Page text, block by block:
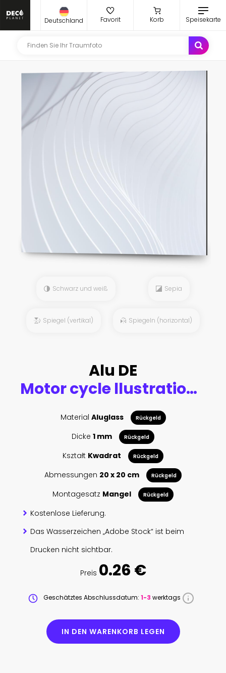
Deutschland Favorit Korb Speisekarte
Schwarz und weiß Sepia
Spiegel (vertikal) Spiegeln (horizontal)
Alu DE
Motor cycle llustration color isolated art
Material Aluglass Rückgeld
Dicke 1 mm Rückgeld
Kształt Kwadrat Rückgeld
Abmessungen 20 x 20 cm Rückgeld
Montagesatz Mangel Rückgeld
Kostenlose Lieferung.
Das Wasserzeichen „Adobe Stock“ ist beim
Drucken nicht sichtbar.
Preis 0.26 €
Geschätztes Abschlussdatum: 1-3 werktags
IN DEN WARENKORB LEGEN